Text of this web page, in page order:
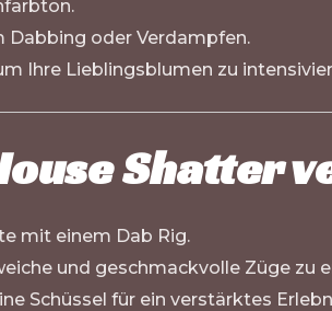
Dabbing oder Verdampfen.
Ihre Lieblingsblumen zu
Shatter
mit einem Dab Rig.
und geschmackvolle Züge zu
Schüssel für ein verstärktes